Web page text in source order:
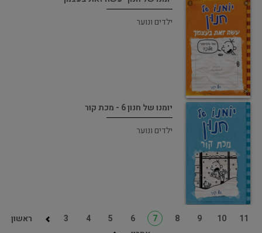
ילדים ונוער
יומנו של חנון 6 - מכת קור
ילדים ונוער
ראשון 3 4 5 6 7 8 9 10
11